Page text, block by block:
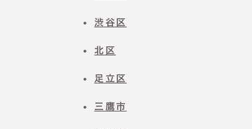
渋谷区
北区
足立区
三鷹市